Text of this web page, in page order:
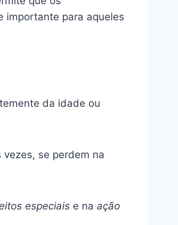
importante para aqueles
da idade ou
se perdem na
especiais e na ação